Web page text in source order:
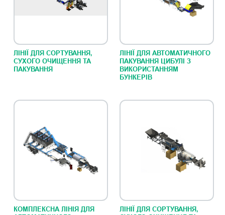
ЛІНІЇ ДЛЯ СОРТУВАННЯ,
СУХОГО ОЧИЩЕННЯ ТА
ПАКУВАННЯ
ЛІНІЇ ДЛЯ АВТОМАТИЧНОГО
ПАКУВАННЯ ЦИБУЛІ З
ВИКОРИСТАННЯМ
БУНКЕРІВ
КОМПЛЕКСНА ЛІНІЯ ДЛЯ
ЛІНІЇ ДЛЯ СОРТУВАННЯ,